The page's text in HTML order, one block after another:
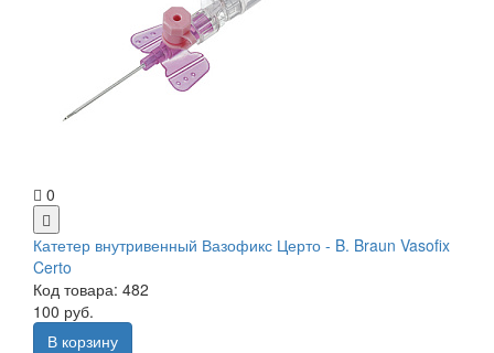
0
Катетер внутривенный Вазофикс Церто - B. Braun Vasofix
Certo
Код товара: 482
100 руб.
В корзину